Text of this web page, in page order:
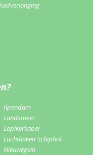
Ilpendam
Landsmeer
Lopikerkapel
Luchthaven Schiphol
Nieuwegein